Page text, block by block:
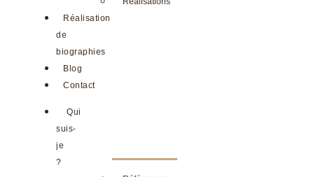
Réalisation
de
biographies
Blog
Contact
Qui
suis-
je
?